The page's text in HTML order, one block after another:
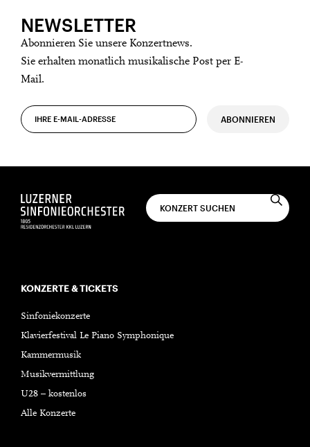
NEWSLETTER
Abonnieren Sie unsere Konzertnews.
Sie erhalten monatlich musikalische Post per E-
Mail.
ABONNIEREN
KONZERTE & TICKETS
Sinfoniekonzerte
Klavierfestival Le Piano Symphonique
Kammermusik
Musikvermittlung
U28 – kostenlos
Alle Konzerte